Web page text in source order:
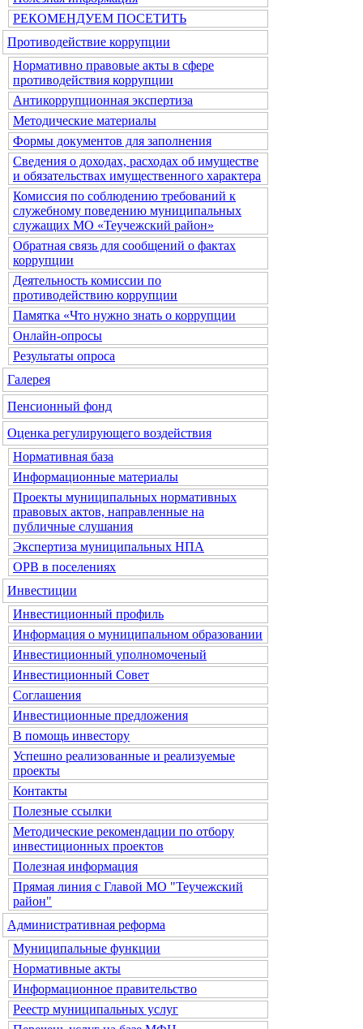
РЕКОМЕНДУЕМ ПОСЕТИТЬ
Противодействие коррупции
Нормативно правовые акты в сфере
противодействия коррупции
Антикоррупционная экспертиза
Методические материалы
Формы документов для заполнения
Сведения о доходах, расходах об имуществе
и обязательствах имущественного характера
Комиссия по соблюдению требований к
служебному поведению муниципальных
служащих МО «Теучежский район»
Обратная связь для сообщений о фактах
коррупции
Деятельность комиссии по
противодействию коррупции
Памятка «Что нужно знать о коррупции
Онлайн-опросы
Результаты опроса
Галерея
Пенсионный фонд
Оценка регулирующего воздействия
Нормативная база
Информационные материалы
Проекты муниципальных нормативных
правовых актов, направленные на
публичные слушания
Экспертиза муниципальных НПА
ОРВ в поселениях
Инвестиции
Инвестиционный профиль
Информация о муниципальном образовании
Инвестиционный уполномоченый
Инвестиционный Совет
Соглашения
Инвестиционные предложения
В помощь инвестору
Успешно реализованные и реализуемые
проекты
Контакты
Полезные ссылки
Методические рекомендации по отбору
инвестиционных проектов
Полезная информация
Прямая линия с Главой МО "Теучежский
район"
Административная реформа
Муниципальные функции
Нормативные акты
Информационное правительство
Реестр муниципальных услуг